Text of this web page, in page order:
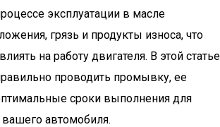
эксплуатации в масле
грязь и продукты износа, что
на работу двигателя. В этой статье
проводить промывку, ее
сроки выполнения для
автомобиля.